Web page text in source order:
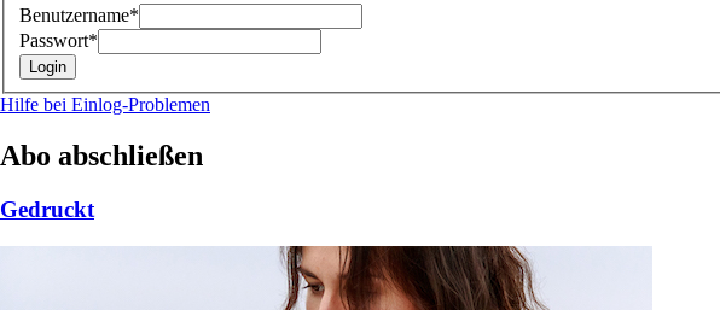
Benutzername*
Passwort*
Hilfe bei Einlog-Problemen
Abo abschließen
Gedruckt